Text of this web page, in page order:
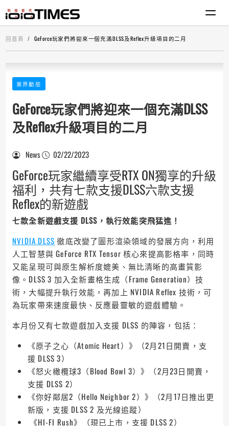
回首頁 GeForce玩家們將迎來一個充滿DLSS及Reflex升級項目的二月
業界動態
GeForce玩家們將迎來一個充滿DLSS
及Reflex升級項目的二月
News 02/22/2023
GeForce玩家繼續享受RTX ON獨享的升級
福利，共有七款支援DLSS六款支援
Reflex的新遊戲
七款全新遊戲支援 DLSS ，執行效能突飛猛進！
NVIDIA DLSS 徹底改變了圖形渲染領域的發展方向，利用
人工智慧與 GeForce RTX Tensor 核心來提高影格率，同時
又能呈現可與原生解析度媲美、無比清晰的高畫質影
像。DLSS 3 加入全新畫格生成（Frame Generation）技
術，大幅提升執行效能，再加上 NVIDIA Reflex 技術，可
為玩家帶來速度最快、反應最靈敏的遊戲體驗。
本月份又有七款遊戲加入支援 DLSS 的陣容，包括：
《原子之心（Atomic Heart）》（2月21日開賣，支
援 DLSS 3）
《怒火橄欖球3（Blood Bowl 3）》（2月23日開賣，
支援 DLSS 2）
《你好鄰居2（Hello Neighbor 2）》（2月17日推出更
新版，支援 DLSS 2 及光線追蹤）
《HI-FI Rush》（現已上市，支援 DLSS 2）